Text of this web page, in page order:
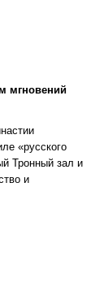
мгновений
«русского
Тронный зал и
и